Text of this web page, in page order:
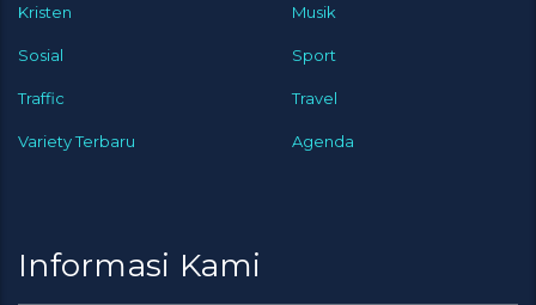
Kristen Musik
Sosial Sport
Traffic Travel
Variety Terbaru Agenda
Informasi Kami